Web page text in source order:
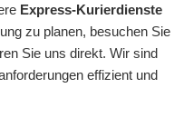
Express-Kurierdienste
zu planen, besuchen Sie
Sie uns direkt. Wir sind
effizient und